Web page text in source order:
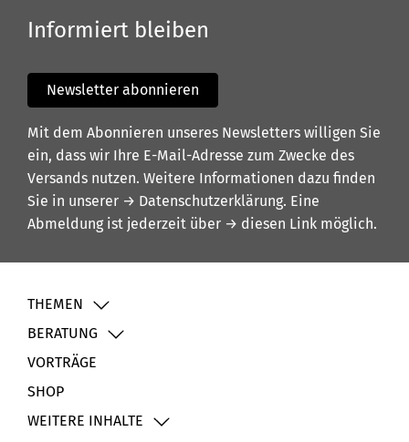
Informiert bleiben
Newsletter abonnieren
Mit dem Abonnieren unseres Newsletters willigen Sie
ein, dass wir Ihre E-Mail-Adresse zum Zwecke des
Versands nutzen. Weitere Informationen dazu finden
Sie in unserer → Datenschutzerklärung. Eine
Abmeldung ist jederzeit über → diesen Link möglich.
THEMEN
BERATUNG
VORTRÄGE
SHOP
WEITERE INHALTE